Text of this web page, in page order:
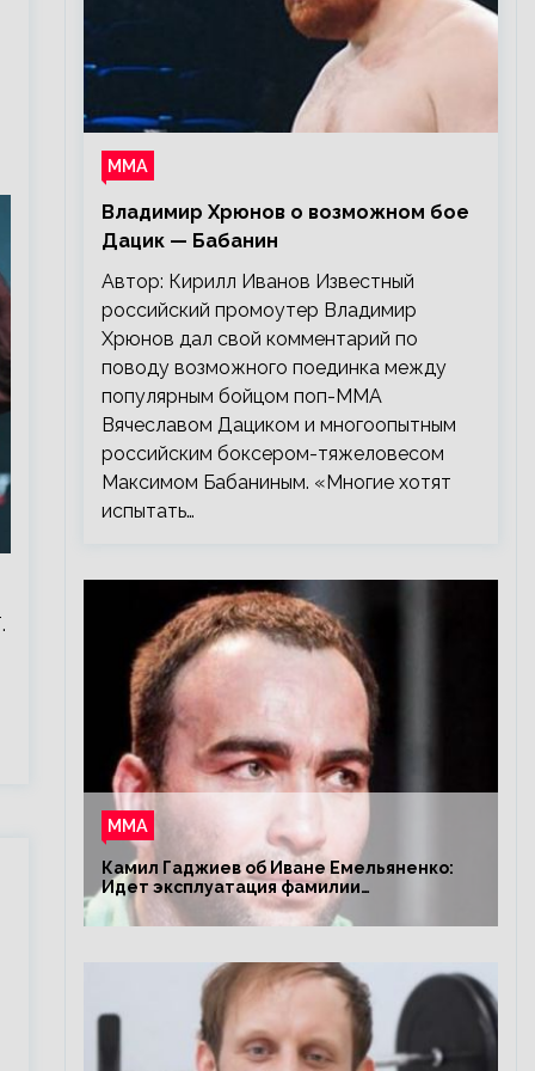
ММА
Владимир Хрюнов о возможном бое
Дацик — Бабанин
Автор: Кирилл Иванов Известный
российский промоутер Владимир
Хрюнов дал свой комментарий по
поводу возможного поединка между
популярным бойцом поп-ММА
Вячеславом Дациком и многоопытным
российским боксером-тяжеловесом
Максимом Бабаниным. «Многие хотят
испытать…
ММА
Камил Гаджиев об Иване Емельяненко:
Идет эксплуатация фамилии
Емельяненко